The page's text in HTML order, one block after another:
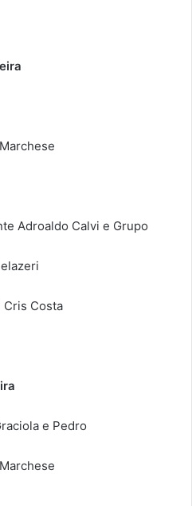
Adroaldo Calvi e Grupo
Cris Costa
e Pedro